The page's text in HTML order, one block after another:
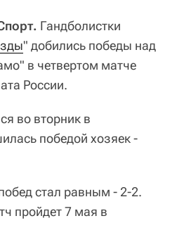
Гандболистки
" добились победы над
в четвертом матче
России.
во вторник в
победой хозяек -
стал равным - 2-2.
пройдет 7 мая в